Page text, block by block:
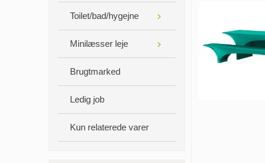
Toilet/bad/hygejne
Minilæsser leje
Brugtmarked
Ledig job
Kun relaterede varer